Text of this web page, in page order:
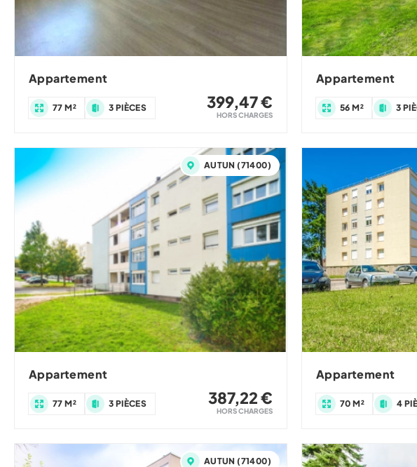
Appartement
77 M² 3 PIÈCES 399,47 €
HORS CHARGES
Appartement
56 M² 3
AUTUN (71400)
Appartement
77 M² 3 PIÈCES 387,22 €
HORS CHARGES
Appartement
70 M² 4
AUTUN (71400)